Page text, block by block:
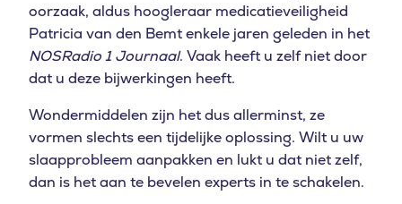
oorzaak, aldus hoogleraar medicatieveiligheid
Patricia van den Bemt enkele jaren geleden in het
NOSRadio 1 Journaal. Vaak heeft u zelf niet door
dat u deze bijwerkingen heeft.
Wondermiddelen zijn het dus allerminst, ze
vormen slechts een tijdelijke oplossing. Wilt u uw
slaapprobleem aanpakken en lukt u dat niet zelf,
dan is het aan te bevelen experts in te schakelen.